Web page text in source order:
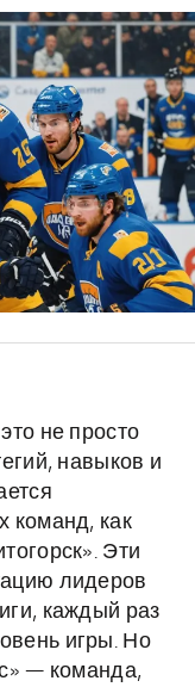
не просто
навыков и
команд, как
Эти
лидеров
каждый раз
игры. Но
— команда,